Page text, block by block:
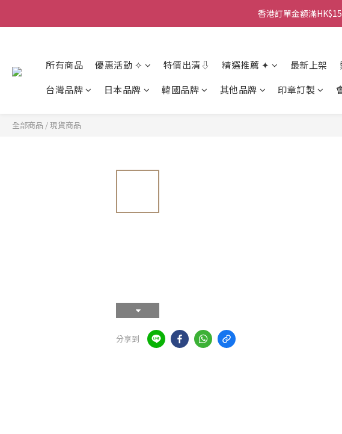
香港訂單金額滿
香港訂單金額滿
香港訂單金額滿
所有商品 優惠活動 ✧ 特價出清⇩ 精選推薦 ✦ 最新上架
台灣品牌
日本品牌 韓國品牌 其他品牌 印章訂製
全部商品 /現貨商品
分享到